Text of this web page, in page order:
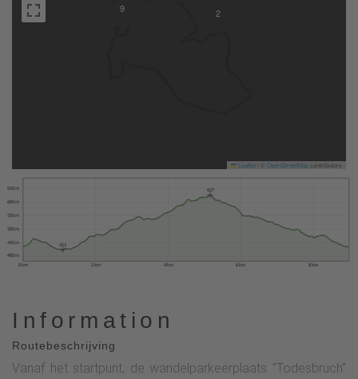
2
9
Leaflet OpenStreetMapcontributors
0 km 2 km 4 km 6 km 8 km
400 m
450 m
500 m
550 m
600 m
650 m
423
627
Information
Routebeschrijving
Vanaf het startpunt, de wandelparkeerplaats "Todesbruch"